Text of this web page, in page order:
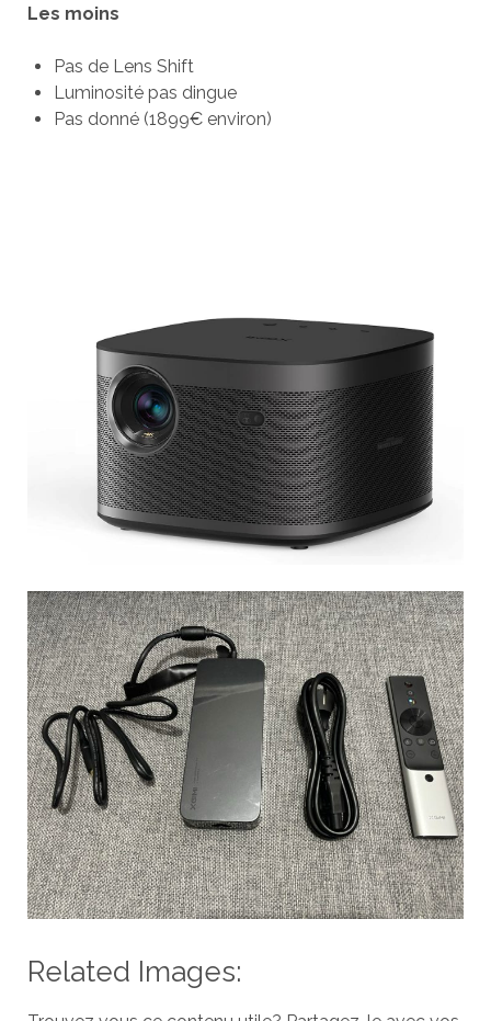
Les moins
Pas de Lens Shift
Luminosité pas dingue
Pas donné (1899€ environ)
Related Images: